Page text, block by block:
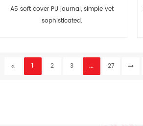
A5 soft cover PU journal, simple yet
sophisticated.
1 2 3 ... 27